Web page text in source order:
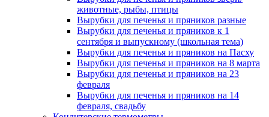
животные, рыбы, птицы
Вырубки для печенья и пряников разные
Вырубки для печенья и пряников к 1
сентября и выпускному (школьная тема)
Вырубки для печенья и пряников на Пасху
Вырубки для печенья и пряников на 8 марта
Вырубки для печенья и пряников на 23
февраля
Вырубки для печенья и пряников на 14
февраля, свадьбу